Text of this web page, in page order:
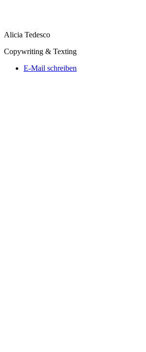
Alicia Tedesco
Copywriting & Texting
E-Mail schreiben